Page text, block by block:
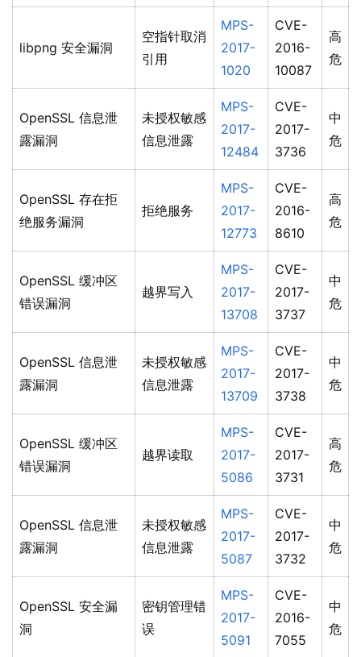
libpng 安全漏洞
空指针取消
引用
MPS-
2017-
1020
CVE-
2016-
10087
高
危
OpenSSL 信息泄
露漏洞
未授权敏感
信息泄露
MPS-
2017-
12484
CVE-
2017-
3736
中
危
OpenSSL 存在拒
绝服务漏洞
拒绝服务
MPS-
2017-
12773
CVE-
2016-
8610
高
危
OpenSSL 缓冲区
错误漏洞
越界写入
MPS-
2017-
13708
CVE-
2017-
3737
中
危
OpenSSL 信息泄
露漏洞
未授权敏感
信息泄露
MPS-
2017-
13709
CVE-
2017-
3738
中
危
OpenSSL 缓冲区
错误漏洞
越界读取
MPS-
2017-
5086
CVE-
2017-
3731
高
危
OpenSSL 信息泄
露漏洞
未授权敏感
信息泄露
MPS-
2017-
5087
CVE-
2017-
3732
中
危
OpenSSL 安全漏
洞
密钥管理错
误
MPS-
2017-
5091
CVE-
2016-
7055
中
危